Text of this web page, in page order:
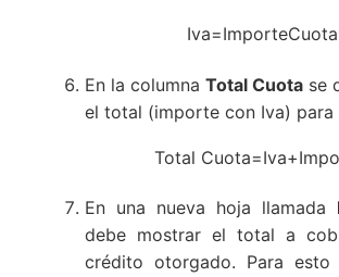
En la columna Total Cuota se
el total (importe con Iva) para
Total
En una nueva hoja llamada
debe mostrar el total a
crédito otorgado. Para esto